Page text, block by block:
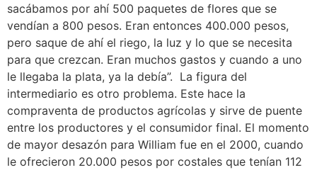
sacábamos por ahí 500 paquetes de flores que se
vendían a 800 pesos. Eran entonces 400.000 pesos,
pero saque de ahí el riego, la luz y lo que se necesita
para que crezcan. Eran muchos gastos y cuando a uno
le llegaba la plata, ya la debía”. La figura del
intermediario es otro problema. Este hace la
compraventa de productos agrícolas y sirve de puente
entre los productores y el consumidor final. El momento
de mayor desazón para William fue en el 2000, cuando
le ofrecieron 20.000 pesos por costales que tenían 112